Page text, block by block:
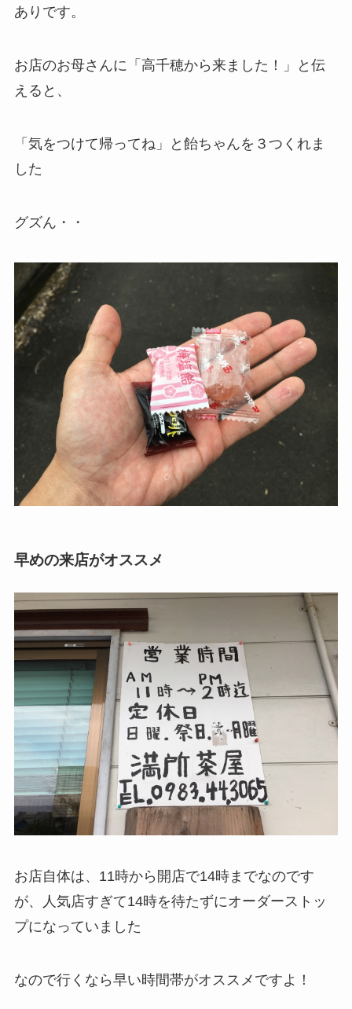
ありです。
お店のお母さんに「高千穂から来ました！」と伝
えると、
「気をつけて帰ってね」と飴ちゃんを３つくれま
した
グズん・・
早めの来店がオススメ
お店自体は、11時から開店で14時までなのです
が、人気店すぎて14時を待たずにオーダーストッ
プになっていました
なので行くなら早い時間帯がオススメですよ！